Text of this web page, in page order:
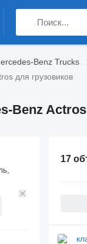
Benz Trucks
для грузовиков
Benz
17